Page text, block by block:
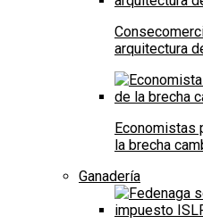
arquitectura
Economistas
la brecha
Ganadería